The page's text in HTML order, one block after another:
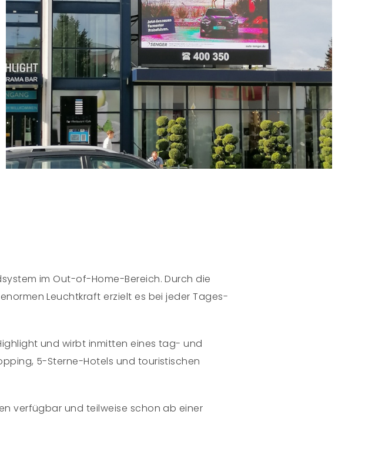
im Out-of-Home-Bereich. Durch die
Leuchtkraft erzielt es bei jeder Tages-
und wirbt inmitten eines tag- und
5-Sterne-Hotels und touristischen
verfügbar und teilweise schon ab einer